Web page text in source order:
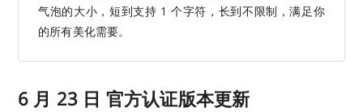
气泡的大小，短到支持 1 个字符，长到不限制，满足你
的所有美化需要。
6 月 23 日 官方认证版本更新